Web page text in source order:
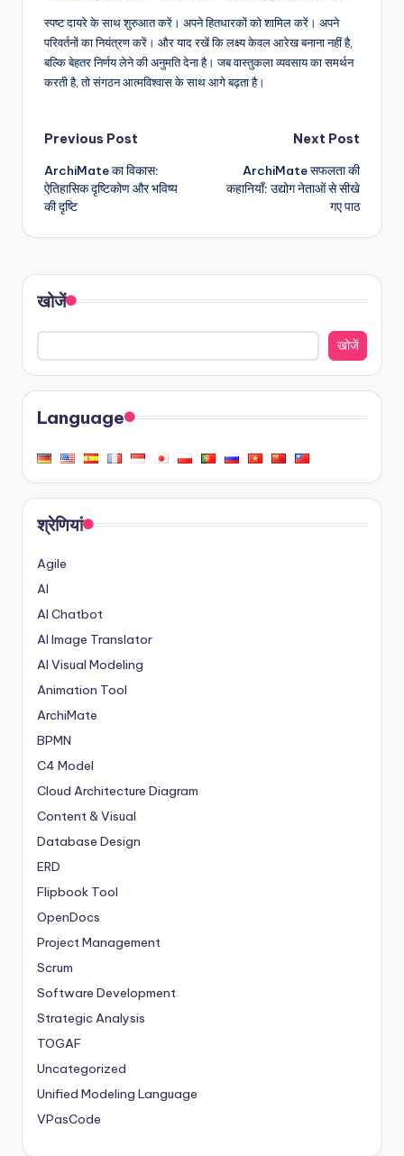
स्पष्ट दायरे के साथ शुरुआत करें। अपने हितधारकों को शामिल करें। अपने
परिवर्तनों का नियंत्रण करें। और याद रखें कि लक्ष्य केवल आरेख बनाना नहीं है,
बल्कि बेहतर निर्णय लेने की अनुमति देना है। जब वास्तुकला व्यवसाय का समर्थन
करती है, तो संगठन आत्मविश्वास के साथ आगे बढ़ता है।
Post
navigation
Previous Post
ArchiMate का विकास:
ऐतिहासिक दृष्टिकोण और भविष्य
की दृष्टि
Next Post
ArchiMate सफलता की
कहानियाँ: उद्योग नेताओं से सीखे
गए पाठ
खोजें
खोजें
Language
श्रेणियां
Agile
AI
AI Chatbot
AI Image Translator
AI Visual Modeling
Animation Tool
ArchiMate
BPMN
C4 Model
Cloud Architecture Diagram
Content & Visual
Database Design
ERD
Flipbook Tool
OpenDocs
Project Management
Scrum
Software Development
Strategic Analysis
TOGAF
Uncategorized
Unified Modeling Language
VPasCode